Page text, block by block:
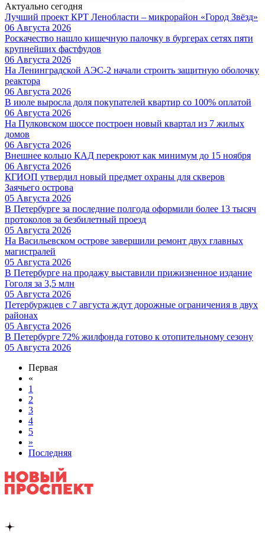
Актуально сегодня
Лучший проект КРТ Ленобласти – микрорайон «Город Звёзд»
06 Августа 2026
Роскачество нашло кишечную палочку в бургерах сетях пяти
крупнейших фастфудов
06 Августа 2026
На Ленинградской АЭС-2 начали строить защитную оболочку
реактора
06 Августа 2026
В июле выросла доля покупателей квартир со 100% оплатой
06 Августа 2026
На Пулковском шоссе построен новый квартал из 7 жилых
домов
06 Августа 2026
Внешнее кольцо КАД перекроют как минимум до 15 ноября
06 Августа 2026
КГИОП утвердил новый предмет охраны для скверов
Заячьего острова
05 Августа 2026
В Петербурге за последние полгода оформили более 13 тысяч
протоколов за безбилетный проезд
05 Августа 2026
На Васильевском острове завершили ремонт двух главных
магистралей
05 Августа 2026
В Петербурге на продажу выставили прижизненное издание
Гоголя за 3,5 млн
05 Августа 2026
Петербуржцев с 7 августа ждут дорожные ограничения в двух
районах
05 Августа 2026
В Петербурге 72% жилфонда готово к отопительному сезону
05 Августа 2026
Первая
«
1
2
3
4
5
»
Последняя